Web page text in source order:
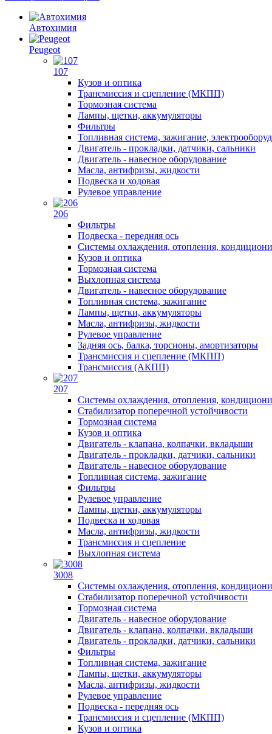
Автохимия
Peugeot
107
Кузов и оптика
Трансмиссия и сцепление (МКПП)
Тормозная система
Лампы, щетки, аккумуляторы
Фильтры
Топливная система, зажигание,
Двигатель - прокладки, датчики, сальники
Двигатель - навесное оборудование
Масла, антифризы, жидкости
Подвеска и ходовая
Рулевое управление
206
Фильтры
Подвеска - передняя ось
Системы охлаждения, отопления,
Кузов и оптика
Тормозная система
Выхлопная система
Двигатель - навесное оборудование
Топливная система, зажигание
Лампы, щетки, аккумуляторы
Масла, антифризы, жидкости
Рулевое управление
Задняя ось, балка, торсионы, амортизаторы
Трансмиссия и сцепление (МКПП)
Трансмиссия (АКПП)
207
Системы охлаждения, отопления,
Стабилизатор поперечной устойчивости
Тормозная система
Кузов и оптика
Двигатель - клапана, колпачки, вкладыши
Двигатель - прокладки, датчики, сальники
Двигатель - навесное оборудование
Топливная система, зажигание
Фильтры
Рулевое управление
Лампы, щетки, аккумуляторы
Подвеска и ходовая
Масла, антифризы, жидкости
Трансмиссия и сцепление
Выхлопная система
3008
Системы охлаждения, отопления,
Стабилизатор поперечной устойчивости
Тормозная система
Двигатель - навесное оборудование
Двигатель - клапана, колпачки, вкладыши
Двигатель - прокладки, датчики, сальники
Фильтры
Топливная система, зажигание
Лампы, щетки, аккумуляторы
Масла, антифризы, жидкости
Рулевое управление
Подвеска - передняя ось
Трансмиссия и сцепление (МКПП)
Кузов и оптика